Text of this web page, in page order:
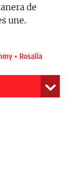
de
une.
Rosalía